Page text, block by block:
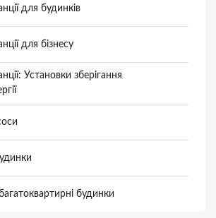
для будинків
для бізнесу
Установки зберігання
будинки